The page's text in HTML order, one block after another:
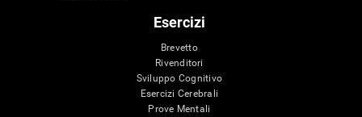
Esercizi
Brevetto
Rivenditori
Sviluppo Cognitivo
Esercizi Cerebrali
Prove Mentali